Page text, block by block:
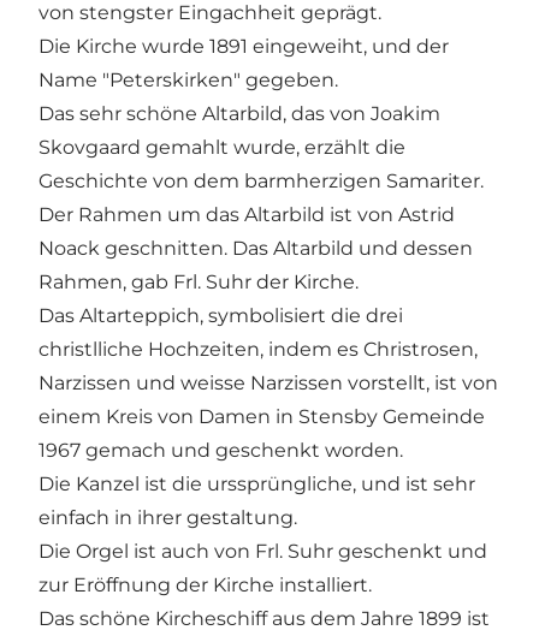
von stengster Eingachheit geprägt.
Die Kirche wurde 1891 eingeweiht, und der
Name "Peterskirken" gegeben.
Das sehr schöne Altarbild, das von Joakim
Skovgaard gemahlt wurde, erzählt die
Geschichte von dem barmherzigen Samariter.
Der Rahmen um das Altarbild ist von Astrid
Noack geschnitten. Das Altarbild und dessen
Rahmen, gab Frl. Suhr der Kirche.
Das Altarteppich, symbolisiert die drei
christlliche Hochzeiten, indem es Christrosen,
Narzissen und weisse Narzissen vorstellt, ist von
einem Kreis von Damen in Stensby Gemeinde
1967 gemach und geschenkt worden.
Die Kanzel ist die urssprüngliche, und ist sehr
einfach in ihrer gestaltung.
Die Orgel ist auch von Frl. Suhr geschenkt und
zur Eröffnung der Kirche installiert.
Das schöne Kircheschiff aus dem Jahre 1899 ist